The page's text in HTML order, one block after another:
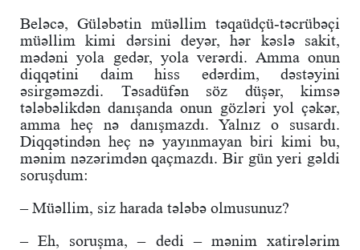
Beləcə, Güləbətin müəllim təqaüdçü-təcrübəçi
müəllim kimi dərsini deyər, hər kəslə sakit,
mədəni yola gedər, yola verərdi. Amma onun
diqqətini daim hiss edərdim, dəstəyini
əsirgəməzdi. Təsadüfən söz düşər, kimsə
tələbəlikdən danışanda onun gözləri yol çəkər,
amma heç nə danışmazdı. Yalnız o susardı.
Diqqətindən heç nə yayınmayan biri kimi bu,
mənim nəzərimdən qaçmazdı. Bir gün yeri gəldi
soruşdum:
– Müəllim, siz harada tələbə olmusunuz?
– Eh, soruşma, – dedi – mənim xatirələrim